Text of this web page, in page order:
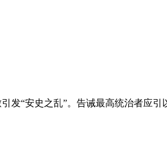
“安史之乱”。告诫最高统治者应